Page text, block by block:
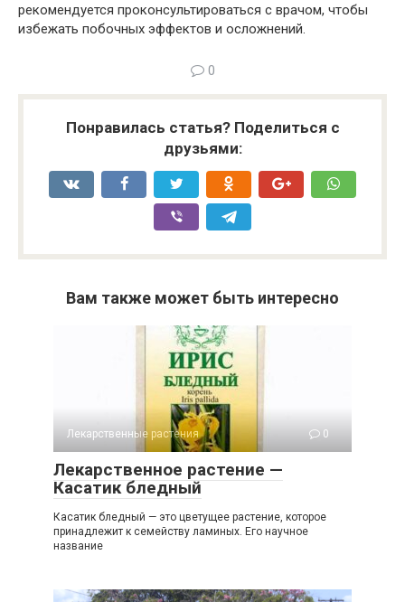
рекомендуется проконсультироваться с врачом, чтобы
избежать побочных эффектов и осложнений.
0
Понравилась статья? Поделиться с
друзьями:
Вам также может быть интересно
Лекарственные растения 0
Лекарственное растение —
Касатик бледный
Касатик бледный — это цветущее растение, которое
принадлежит к семейству ламиных. Его научное
название